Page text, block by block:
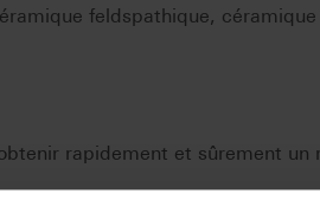
feldspathique,
rapidement et sûrement un